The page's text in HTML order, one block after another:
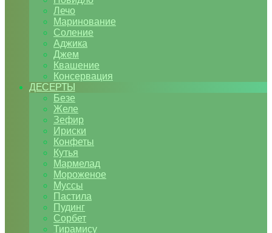
Лечо
Маринование
Соление
Аджика
Джем
Квашение
Консервация
ДЕСЕРТЫ
Безе
Желе
Зефир
Ириски
Конфеты
Кутья
Мармелад
Мороженое
Муссы
Пастила
Пудинг
Сорбет
Тирамису